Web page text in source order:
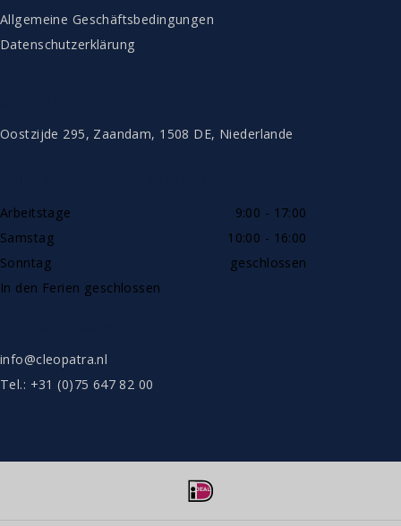
Allgemeine Geschäftsbedingungen
Datenschutzerklärung
Oostzijde 295, Zaandam, 1508 DE, Niederlande
Arbeitstage
9:00 - 17:00
Samstag
10:00 - 16:00
Sonntag
geschlossen
In den Ferien geschlossen
info@cleopatra.nl
Tel.: +31 (0)75 647 82 00